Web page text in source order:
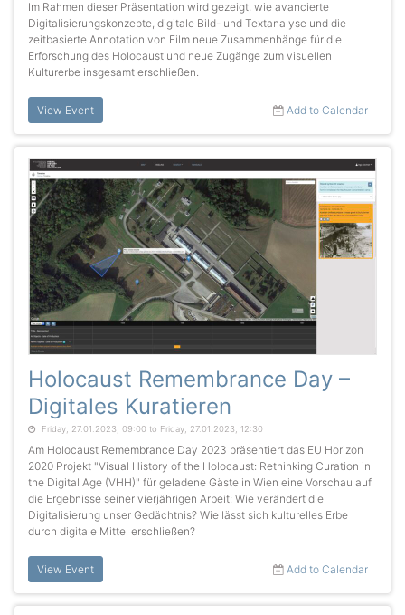
Im Rahmen dieser Präsentation wird gezeigt, wie avancierte
Digitalisierungskonzepte, digitale Bild- und Textanalyse und die
zeitbasierte Annotation von Film neue Zusammenhänge für die
Erforschung des Holocaust und neue Zugänge zum visuellen
Kulturerbe insgesamt erschließen.
View Event Add to Calendar
Holocaust Remembrance Day –
Digitales Kuratieren
Friday, 27.01.2023, 09:00 to Friday, 27.01.2023, 12:30
Am Holocaust Remembrance Day 2023 präsentiert das EU Horizon
2020 Projekt "Visual History of the Holocaust: Rethinking Curation in
the Digital Age (VHH)" für geladene Gäste in Wien eine Vorschau auf
die Ergebnisse seiner vierjährigen Arbeit: Wie verändert die
Digitalisierung unser Gedächtnis? Wie lässt sich kulturelles Erbe
durch digitale Mittel erschließen?
View Event Add to Calendar